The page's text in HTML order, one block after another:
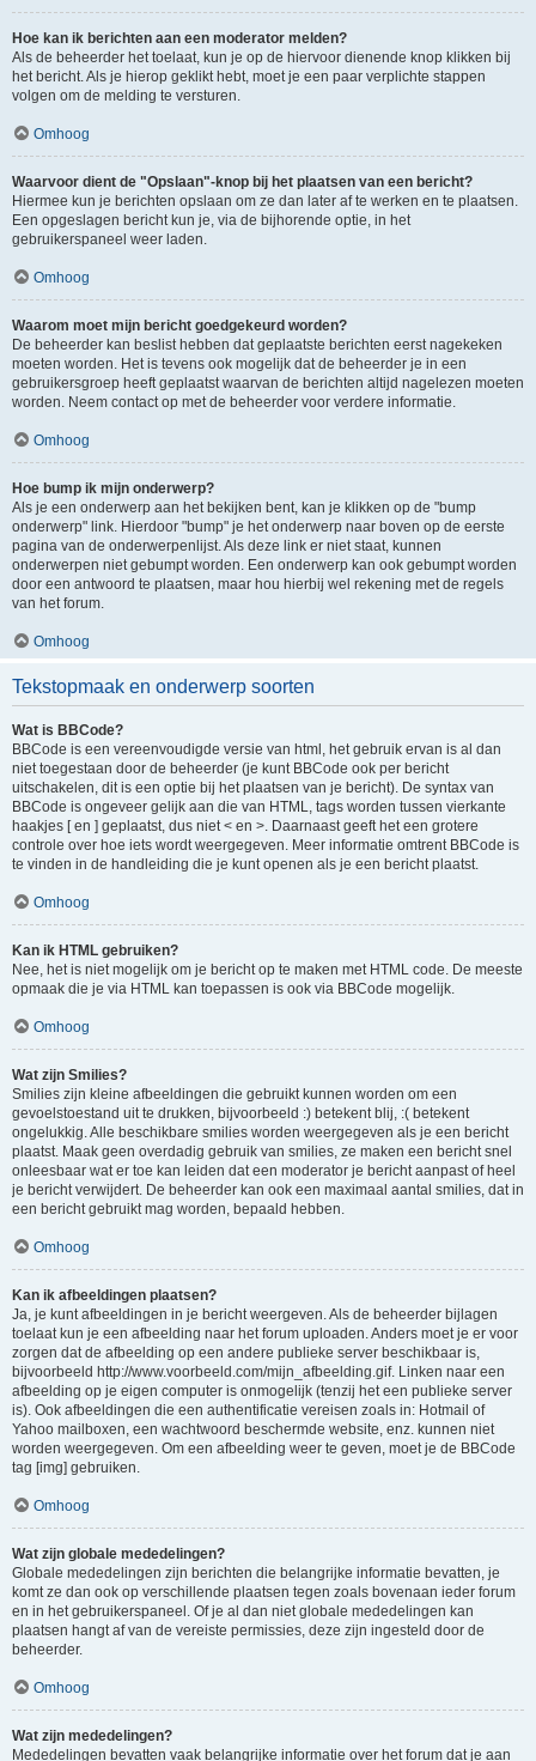
Hoe kan ik berichten aan een moderator melden?
Als de beheerder het toelaat, kun je op de hiervoor dienende knop klikken bij
het bericht. Als je hierop geklikt hebt, moet je een paar verplichte stappen
volgen om de melding te versturen.
Omhoog
Waarvoor dient de "Opslaan"-knop bij het plaatsen van een bericht?
Hiermee kun je berichten opslaan om ze dan later af te werken en te plaatsen.
Een opgeslagen bericht kun je, via de bijhorende optie, in het
gebruikerspaneel weer laden.
Omhoog
Waarom moet mijn bericht goedgekeurd worden?
De beheerder kan beslist hebben dat geplaatste berichten eerst nagekeken
moeten worden. Het is tevens ook mogelijk dat de beheerder je in een
gebruikersgroep heeft geplaatst waarvan de berichten altijd nagelezen moeten
worden. Neem contact op met de beheerder voor verdere informatie.
Omhoog
Hoe bump ik mijn onderwerp?
Als je een onderwerp aan het bekijken bent, kan je klikken op de "bump
onderwerp" link. Hierdoor "bump" je het onderwerp naar boven op de eerste
pagina van de onderwerpenlijst. Als deze link er niet staat, kunnen
onderwerpen niet gebumpt worden. Een onderwerp kan ook gebumpt worden
door een antwoord te plaatsen, maar hou hierbij wel rekening met de regels
van het forum.
Omhoog
Tekstopmaak en onderwerp soorten
Wat is BBCode?
BBCode is een vereenvoudigde versie van html, het gebruik ervan is al dan
niet toegestaan door de beheerder (je kunt BBCode ook per bericht
uitschakelen, dit is een optie bij het plaatsen van je bericht). De syntax van
BBCode is ongeveer gelijk aan die van HTML, tags worden tussen vierkante
haakjes [ en ] geplaatst, dus niet < en >. Daarnaast geeft het een grotere
controle over hoe iets wordt weergegeven. Meer informatie omtrent BBCode is
te vinden in de handleiding die je kunt openen als je een bericht plaatst.
Omhoog
Kan ik HTML gebruiken?
Nee, het is niet mogelijk om je bericht op te maken met HTML code. De meeste
opmaak die je via HTML kan toepassen is ook via BBCode mogelijk.
Omhoog
Wat zijn Smilies?
Smilies zijn kleine afbeeldingen die gebruikt kunnen worden om een
gevoelstoestand uit te drukken, bijvoorbeeld :) betekent blij, :( betekent
ongelukkig. Alle beschikbare smilies worden weergegeven als je een bericht
plaatst. Maak geen overdadig gebruik van smilies, ze maken een bericht snel
onleesbaar wat er toe kan leiden dat een moderator je bericht aanpast of heel
je bericht verwijdert. De beheerder kan ook een maximaal aantal smilies, dat in
een bericht gebruikt mag worden, bepaald hebben.
Omhoog
Kan ik afbeeldingen plaatsen?
Ja, je kunt afbeeldingen in je bericht weergeven. Als de beheerder bijlagen
toelaat kun je een afbeelding naar het forum uploaden. Anders moet je er voor
zorgen dat de afbeelding op een andere publieke server beschikbaar is,
bijvoorbeeld http://www.voorbeeld.com/mijn_afbeelding.gif. Linken naar een
afbeelding op je eigen computer is onmogelijk (tenzij het een publieke server
is). Ook afbeeldingen die een authentificatie vereisen zoals in: Hotmail of
Yahoo mailboxen, een wachtwoord beschermde website, enz. kunnen niet
worden weergegeven. Om een afbeelding weer te geven, moet je de BBCode
tag [img] gebruiken.
Omhoog
Wat zijn globale mededelingen?
Globale mededelingen zijn berichten die belangrijke informatie bevatten, je
komt ze dan ook op verschillende plaatsen tegen zoals bovenaan ieder forum
en in het gebruikerspaneel. Of je al dan niet globale mededelingen kan
plaatsen hangt af van de vereiste permissies, deze zijn ingesteld door de
beheerder.
Omhoog
Wat zijn mededelingen?
Mededelingen bevatten vaak belangrijke informatie over het forum dat je aan